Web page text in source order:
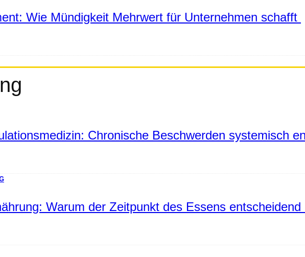
Wie Mündigkeit Mehrwert für Unternehmen schafft
Chronische Beschwerden systemisch
Warum der Zeitpunkt des Essens entscheidend